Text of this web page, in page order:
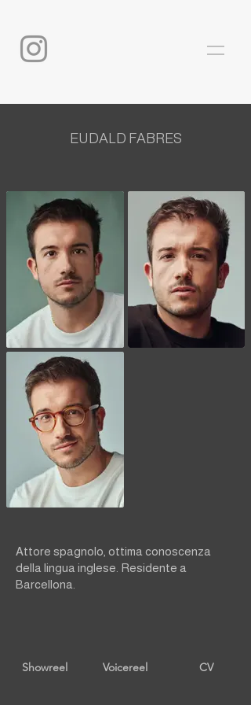
EUDALD FABRES
Attore spagnolo, ottima conoscenza
della lingua inglese. Residente a
Barcellona.
Showreel Voicereel CV